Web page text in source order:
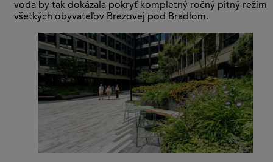
voda by tak dokázala pokryť kompletný ročný pitný režim
všetkých obyvateľov Brezovej pod Bradlom.